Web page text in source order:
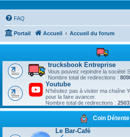
FAQ
Portail Accueil Accueil du forum
trucksbook Entreprise
Vous pouvez rejoindre la société
Nombre total de redirections :
Youtube
N'hésitez pas à visiter ma chaîne
pour la faire avancer.
Nombre total de redirections :
Coin Détente
Le Bar-Café